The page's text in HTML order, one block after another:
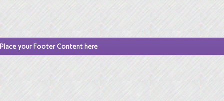
Place your Footer Content here